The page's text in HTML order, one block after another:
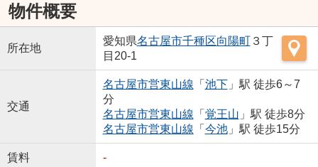
物件概要
所在地
愛知県名古屋市千種区向陽町３丁
目20-1
交通
名古屋市営東山線 「 池下」駅 徒歩6～7
分
名古屋市営東山線 「 覚王山 」駅 徒歩8分
名古屋市営東山線 「 今池」駅 徒歩15分
賃料 -